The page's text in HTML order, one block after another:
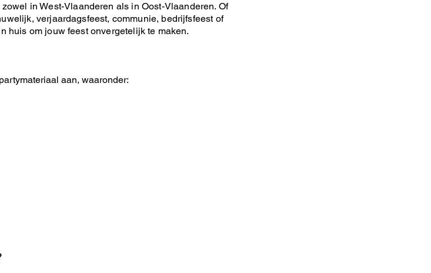
in West-Vlaanderen als in Oost-Vlaanderen. Of
verjaardagsfeest, communie, bedrijfsfeest of
huis om jouw feest onvergetelijk te maken.
aan, waaronder: